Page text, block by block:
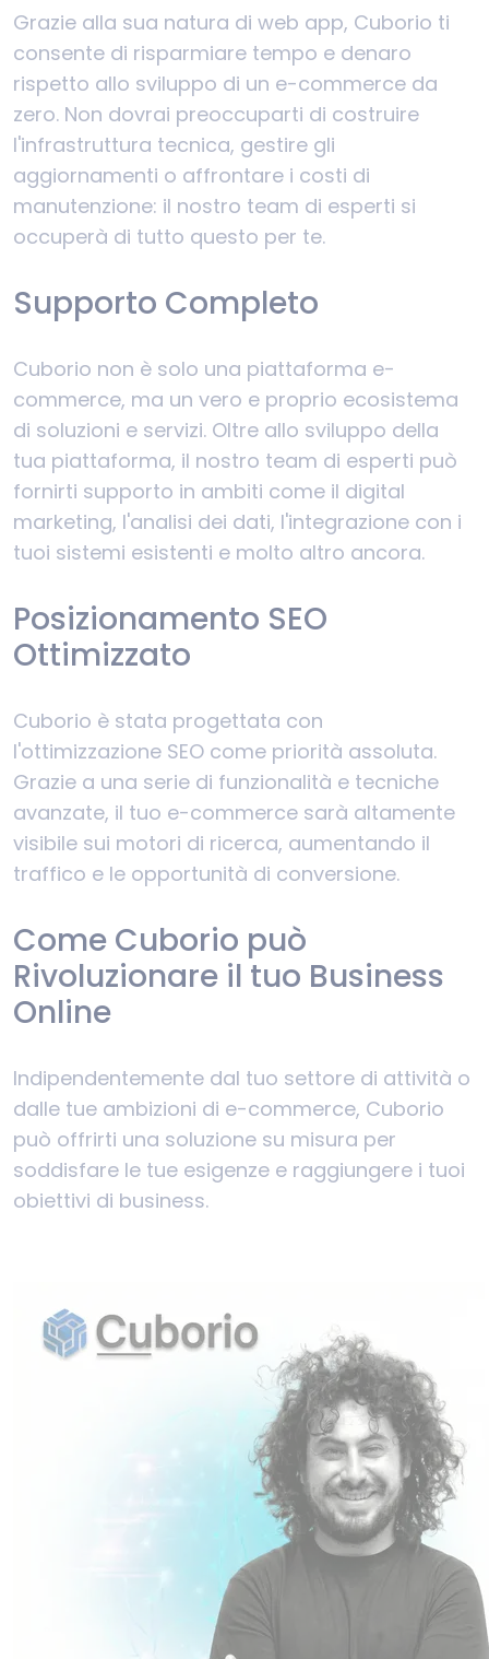
Grazie alla sua natura di web app, Cuborio ti
consente di risparmiare tempo e denaro
rispetto allo sviluppo di un e-commerce da
zero. Non dovrai preoccuparti di costruire
l'infrastruttura tecnica, gestire gli
aggiornamenti o affrontare i costi di
manutenzione: il nostro team di esperti si
occuperà di tutto questo per te.
Supporto Completo
Cuborio non è solo una piattaforma e-
commerce, ma un vero e proprio ecosistema
di soluzioni e servizi. Oltre allo sviluppo della
tua piattaforma, il nostro team di esperti può
fornirti supporto in ambiti come il digital
marketing, l'analisi dei dati, l'integrazione con i
tuoi sistemi esistenti e molto altro ancora.
Posizionamento SEO
Ottimizzato
Cuborio è stata progettata con
l'ottimizzazione SEO come priorità assoluta.
Grazie a una serie di funzionalità e tecniche
avanzate, il tuo e-commerce sarà altamente
visibile sui motori di ricerca, aumentando il
traffico e le opportunità di conversione.
Come Cuborio può
Rivoluzionare il tuo Business
Online
Indipendentemente dal tuo settore di attività o
dalle tue ambizioni di e-commerce, Cuborio
può offrirti una soluzione su misura per
soddisfare le tue esigenze e raggiungere i tuoi
obiettivi di business.